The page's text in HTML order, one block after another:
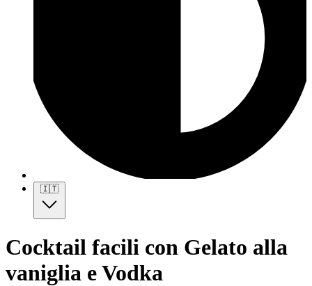
🇮🇹
Cocktail facili con Gelato alla
vaniglia e Vodka